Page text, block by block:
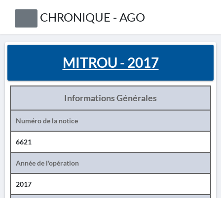
CHRONIQUE - AGO
MITROU - 2017
Informations Générales
Numéro de la notice
6621
Année de l'opération
2017